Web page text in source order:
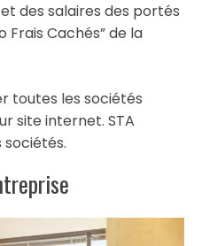
des salaires des portés
Frais Cachés” de la
toutes les sociétés
site internet. STA